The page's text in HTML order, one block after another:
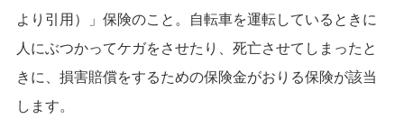
より引用）」保険のこと。自転車を運転しているときに
人にぶつかってケガをさせたり、死亡させてしまったと
きに、損害賠償をするための保険金がおりる保険が該当
します。